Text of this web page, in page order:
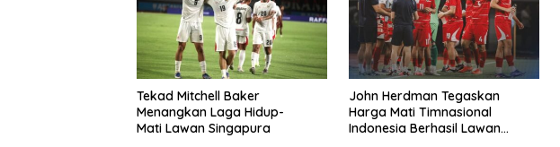
Tekad Mitchell Baker
Menangkan Laga Hidup-
Mati Lawan Singapura
John Herdman Tegaskan
Harga Mati Timnasional
Indonesia Berhasil Lawan